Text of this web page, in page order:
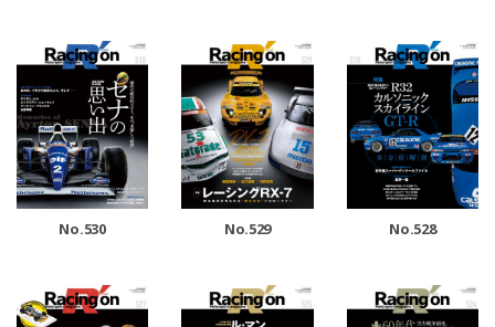
No.530 No.529 No.528